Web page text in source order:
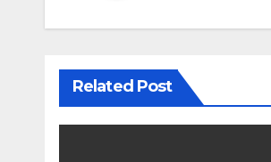
Related Post